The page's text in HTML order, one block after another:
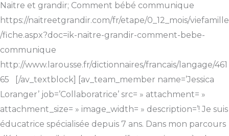
Naitre et grandir; Comment bébé communique
https://naitreetgrandir.com/fr/etape/0_12_mois/viefamille
/fiche.aspx?doc=ik-naitre-grandir-comment-bebe-
communique
http://www.larousse.fr/dictionnaires/francais/langage/461
65 [/av_textblock] [av_team_member name=’Jessica
Loranger’ job=’Collaboratrice’ src= » attachment= »
attachment_size= » image_width= » description=’! Je suis
éducatrice spécialisée depuis 7 ans. Dans mon parcours